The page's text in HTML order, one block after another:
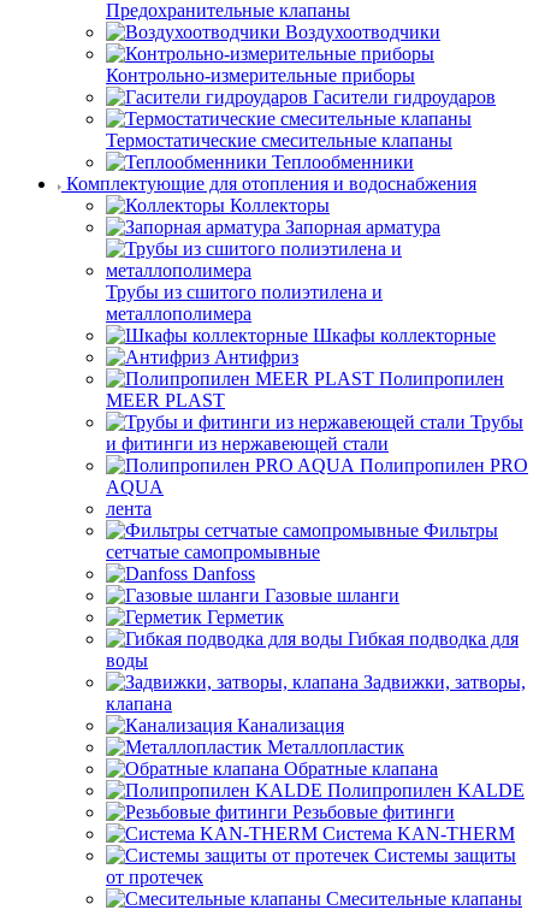
Предохранительные клапаны
Воздухоотводчики
Контрольно-измерительные приборы
Гасители гидроударов
Термостатические смесительные клапаны
Теплообменники
Комплектующие для отопления и водоснабжения
Коллекторы
Запорная арматура
Трубы из сшитого полиэтилена и
металлополимера
Шкафы коллекторные
Антифриз
Полипропилен
MEER PLAST
Трубы
и фитинги из нержавеющей стали
Полипропилен PRO
AQUA
лента
Фильтры
сетчатые самопромывные
Danfoss
Газовые шланги
Герметик
Гибкая подводка для
воды
Задвижки, затворы,
клапана
Канализация
Металлопластик
Обратные клапана
Полипропилен KALDE
Резьбовые фитинги
Система KAN-THERM
Системы защиты
от протечек
Смесительные клапаны